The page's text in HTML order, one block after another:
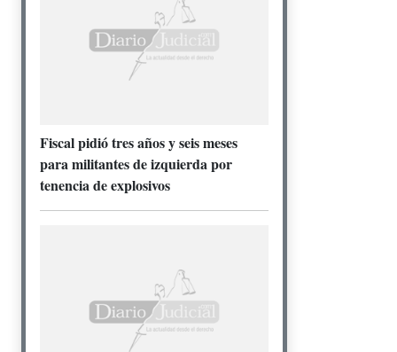
Fiscal pidió tres años y seis meses
para militantes de izquierda por
tenencia de explosivos